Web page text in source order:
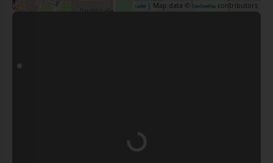
Leaflet | Map data © OpenStreetMap contributors